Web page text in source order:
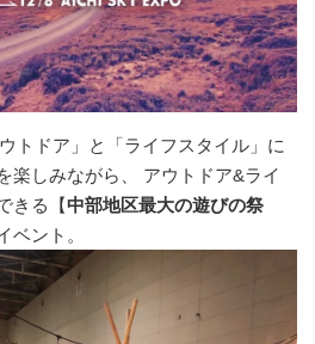
トドア」と「ライフスタイル」に
楽しみながら、 アウトドア&ライ
きる【中部地区最大の遊びの祭
ベント。